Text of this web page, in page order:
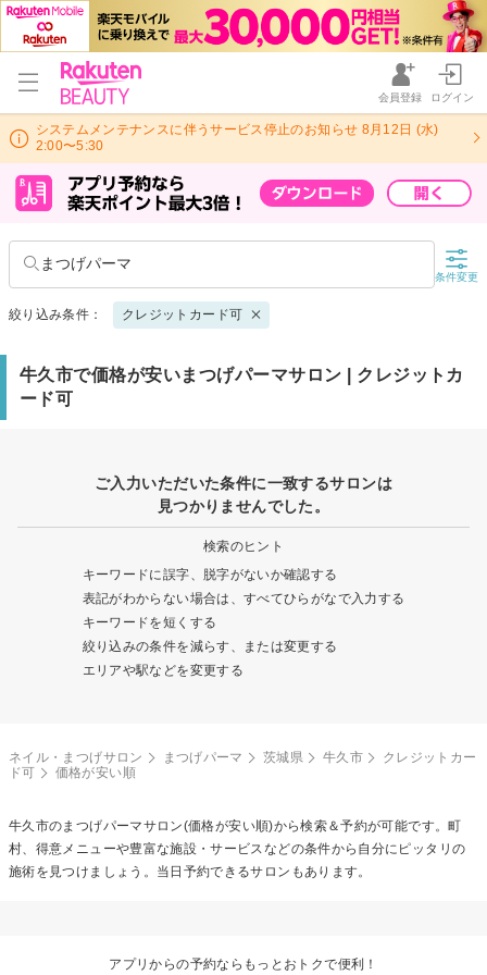
会員登録 ログイン
システムメンテナンスに伴うサービス停止のお知らせ 8月12日 (水)
2:00〜5:30
まつげパーマ
条件変更
絞り込み条件： クレジットカード可
牛久市で価格が安いまつげパーマサロン | クレジットカ
ード可
ご入力いただいた条件に一致するサロンは
見つかりませんでした。
検索のヒント
キーワードに誤字、脱字がないか確認する
表記がわからない場合は、すべてひらがなで入力する
キーワードを短くする
絞り込みの条件を減らす、または変更する
エリアや駅などを変更する
ネイル・まつげサロン まつげパーマ 茨城県 牛久市
クレジットカー
ド可
価格が安い順
牛久市のまつげパーマサロン(価格が安い順)から検索＆予約が可能です。町
村、得意メニューや豊富な施設・サービスなどの条件から自分にピッタリの
施術を見つけましょう。当日予約できるサロンもあります。
アプリからの予約ならもっとおトクで便利！